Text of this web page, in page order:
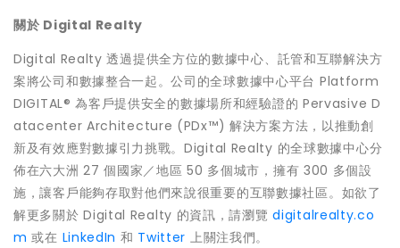
關於 Digital Realty
Digital Realty 透過提供全方位的數據中心、託管和互聯解決方
案將公司和數據整合一起。公司的全球數據中心平台 Platform
DIGITAL® 為客戶提供安全的數據場所和經驗證的 Pervasive D
atacenter Architecture (PDx™) 解決方案方法，以推動創
新及有效應對數據引力挑戰。Digital Realty 的全球數據中心分
佈在六大洲 27 個國家／地區 50 多個城市，擁有 300 多個設
施，讓客戶能夠存取對他們來說很重要的互聯數據社區。如欲了
解更多關於 Digital Realty 的資訊，請瀏覽digitalrealty.co
m 或在 LinkedIn 和 Twitter 上關注我們。